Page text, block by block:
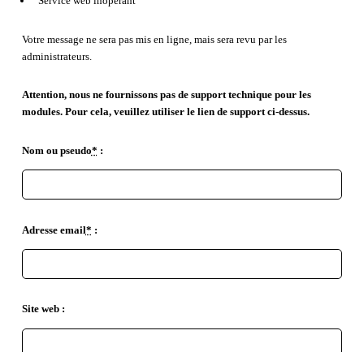
Votre message ne sera pas mis en ligne, mais sera revu par les
administrateurs.
Attention, nous ne fournissons pas de support technique pour les
modules. Pour cela, veuillez utiliser le lien de support ci-dessus.
Nom ou pseudo* :
Adresse email* :
Site web :